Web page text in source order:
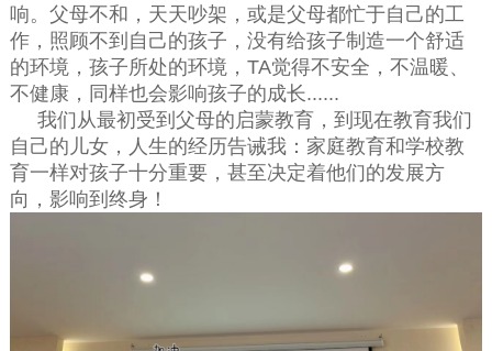
响。父母不和，天天吵架，或是父母都忙于自己的工
作，照顾不到自己的孩子，没有给孩子制造一个舒适
的环境，孩子所处的环境，TA觉得不安全，不温暖、
不健康，同样也会影响孩子的成长......
我们从最初受到父母的启蒙教育，到现在教育我们
自己的儿女，人生的经历告诫我：家庭教育和学校教
育一样对孩子十分重要，甚至决定着他们的发展方
向，影响到终身！